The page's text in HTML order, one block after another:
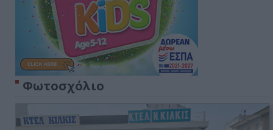
Φωτοσχόλιο